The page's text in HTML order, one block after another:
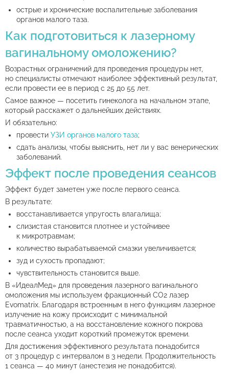
острые и хронические воспалительные заболевания
органов малого таза.
Как подготовиться к лазерному
вагинальному омоложению?
Возрастных ограничений для проведения процедуры нет,
но специалисты отмечают наиболее эффективный результат,
если провести ее в период с 25 до 55 лет.
Самое важное — посетить гинеколога на начальном этапе,
который расскажет о дальнейших действиях.
И обязательно:
провести УЗИ органов малого таза;
сдать анализы, чтобы выяснить, нет ли у вас венерических
заболеваний.
Эффект после проведения сеансов
Эффект будет заметен уже после первого сеанса.
В результате:
восстанавливается упругость влагалища;
слизистая становится плотнее и устойчивее
к микротравмам;
количество вырабатываемой смазки увеличивается;
зуд и сухость пропадают;
чувствительность становится выше.
В «ИдеалМед» для проведения лазерного вагинального
омоложения мы используем фракционный СО2 лазер
Evomatrix. Благодаря встроенным в него функциям лазерное
излучение на кожу происходит с минимальной
травматичностью, а на восстановление кожного покрова
после сеанса уходит короткий промежуток времени.
Для достижения эффективного результата понадобится
от 3 процедур с интервалом в 3 недели. Продолжительность
1 сеанса — 40 минут (анестезия не понадобится).